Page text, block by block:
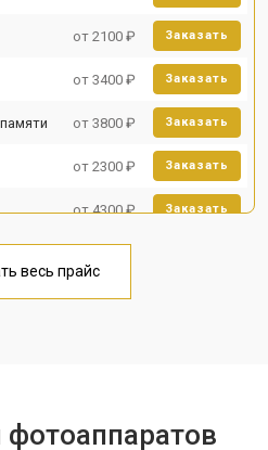
от 2100 ₽ Заказать
от 3400 ₽ Заказать
от 3800 ₽ Заказать
от 2300 ₽ Заказать
от 4300 ₽ Заказать
от 3100 ₽
весь прайс